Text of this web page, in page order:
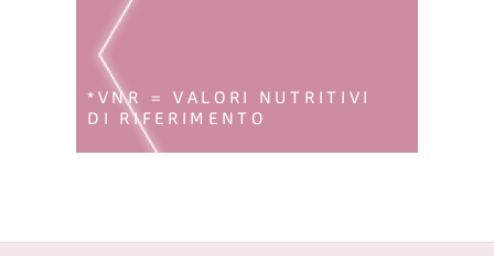
*VNR = VALORI NUTRITIVI
DI RIFERIMENTO